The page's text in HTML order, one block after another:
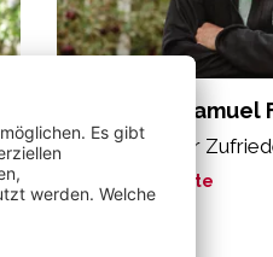
Jennewein Samuel
„Das Gefühl der
Meine Geschichte